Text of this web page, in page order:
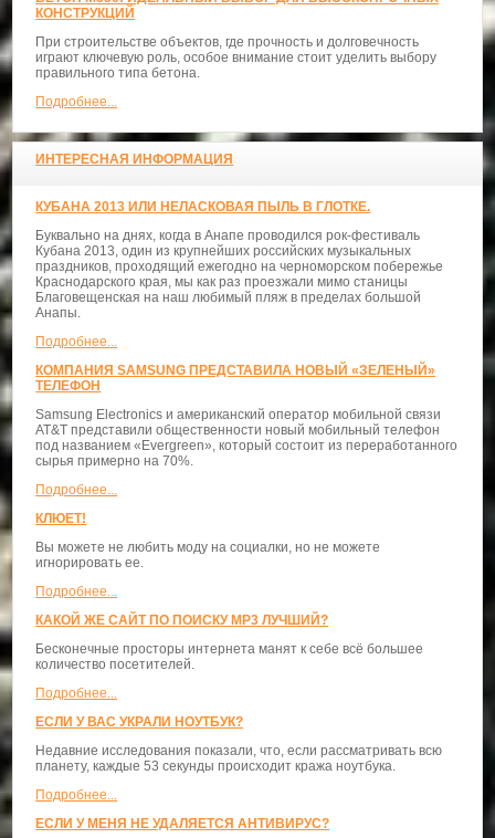
КОНСТРУКЦИЙ
При строительстве объектов, где прочность и долговечность
играют ключевую роль, особое внимание стоит уделить выбору
правильного типа бетона.
Подробнее...
ИНТЕРЕСНАЯ ИНФОРМАЦИЯ
КУБАНА 2013 ИЛИ НЕЛАСКОВАЯ ПЫЛЬ В ГЛОТКЕ.
Буквально на днях, когда в Анапе проводился рок-фестиваль
Кубана 2013, один из крупнейших российских музыкальных
праздников, проходящий ежегодно на черноморском побережье
Краснодарского края, мы как раз проезжали мимо станицы
Благовещенская на наш любимый пляж в пределах большой
Анапы.
Подробнее...
КОМПАНИЯ SAMSUNG ПРЕДСТАВИЛА НОВЫЙ «ЗЕЛЕНЫЙ»
ТЕЛЕФОН
Samsung Electronics и американский оператор мобильной связи
AT&T представили общественности новый мобильный телефон
под названием «Evergreen», который состоит из переработанного
сырья примерно на 70%.
Подробнее...
КЛЮЕТ!
Вы можете не любить моду на социалки, но не можете
игнорировать ее.
Подробнее...
КАКОЙ ЖЕ САЙТ ПО ПОИСКУ MP3 ЛУЧШИЙ?
Бесконечные просторы интернета манят к себе всё большее
количество посетителей.
Подробнее...
ЕСЛИ У ВАС УКРАЛИ НОУТБУК?
Недавние исследования показали, что, если рассматривать всю
планету, каждые 53 секунды происходит кража ноутбука.
Подробнее...
ЕСЛИ У МЕНЯ НЕ УДАЛЯЕТСЯ АНТИВИРУС?